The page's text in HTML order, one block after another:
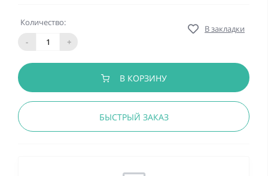
Количество:
-
+
В закладки
В КОРЗИНУ
БЫСТРЫЙ ЗАКАЗ